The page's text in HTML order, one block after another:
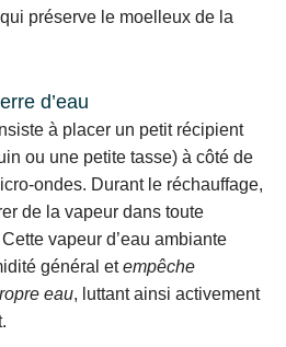
préserve le moelleux de la
d’eau
à placer un petit récipient
ou une petite tasse) à côté de
ondes. Durant le réchauffage,
de la vapeur dans toute
Cette vapeur d’eau ambiante
général etempêche
eau, luttant ainsi activement